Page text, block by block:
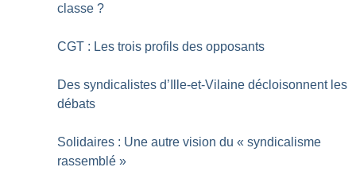
classe ?
CGT : Les trois profils des opposants
Des syndicalistes d’Ille-et-Vilaine décloisonnent les
débats
Solidaires : Une autre vision du « syndicalisme
rassemblé »